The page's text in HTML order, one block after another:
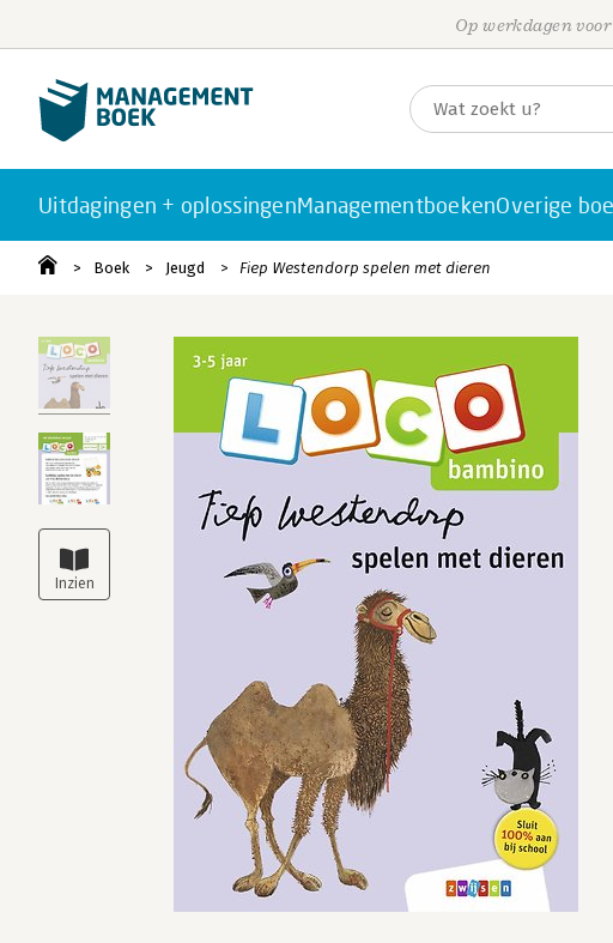
Op werkdagen
Uitdagingen + oplossingenManagementboekenOverige
Boek Jeugd Fiep Westendorp spelen met dieren